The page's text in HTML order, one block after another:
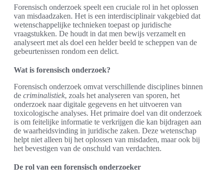
Forensisch onderzoek speelt een cruciale rol in het oplossen
van misdaadzaken. Het is een interdisciplinair vakgebied dat
wetenschappelijke technieken toepast op juridische
vraagstukken. De houdt in dat men bewijs verzamelt en
analyseert met als doel een helder beeld te scheppen van de
gebeurtenissen rondom een delict.
Wat is forensisch onderzoek?
Forensisch onderzoek omvat verschillende disciplines binnen
de criminalistiek, zoals het analyseren van sporen, het
onderzoek naar digitale gegevens en het uitvoeren van
toxicologische analyses. Het primaire doel van dit onderzoek
is om feitelijke informatie te verkrijgen die kan bijdragen aan
de waarheidsvinding in juridische zaken. Deze wetenschap
helpt niet alleen bij het oplossen van misdaden, maar ook bij
het bevestigen van de onschuld van verdachten.
De rol van een forensisch onderzoeker